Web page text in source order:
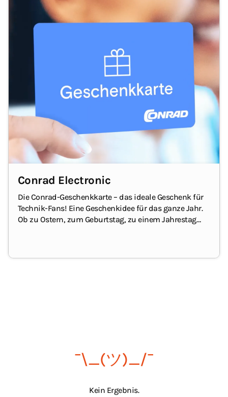
Conrad Electronic
Die Conrad-Geschenkkarte – das ideale Geschenk für
Technik-Fans! Eine Geschenkidee für das ganze Jahr.
Ob zu Ostern, zum Geburtstag, zu einem Jahrestag
¯\_(ツ)_/¯
Kein Ergebnis.